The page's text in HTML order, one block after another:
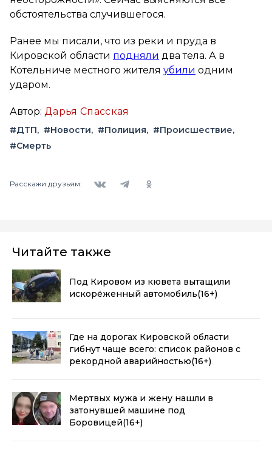
обстоятельства случившегося.
Ранее мы писали, что из реки и пруда в
Кировской области подняли два тела. А в
Котельниче местного жителя убили одним
ударом.
Автор: Дарья Спасская
#ДТП #Новости #Полиция
#Происшествие
#Смерть
Расскажи друзьям:
Читайте также
Под Кировом из кювета вытащили
искорёженный автомобиль(16+)
Где на дорогах Кировской области
гибнут чаще всего: список районов с
рекордной аварийностью(16+)
Мертвых мужа и жену нашли в
затонувшей машине под
Боровицей(16+)